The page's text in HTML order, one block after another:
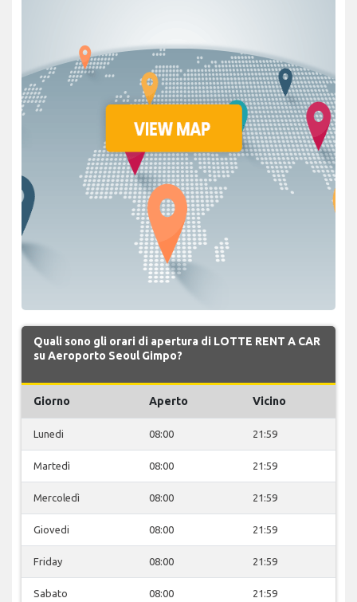
Quali sono gli orari di apertura di LOTTE RENT A CAR
su Aeroporto Seoul Gimpo?
Giorno Aperto Vicino
Lunedi 08:00 21:59
Martedì 08:00 21:59
Mercoledì 08:00 21:59
Giovedi 08:00 21:59
Friday 08:00 21:59
Sabato 08:00 21:59